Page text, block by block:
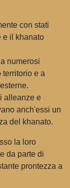
con stati
e il khanato
numerosi
e a
alleanze e
anch'essi un
del khanato.
la loro
da parte di
prontezza a